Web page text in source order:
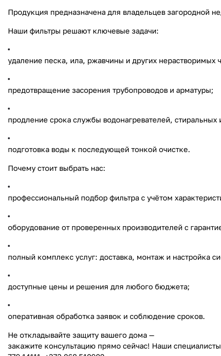
Продукция предназначена для владельцев загородной
Наши фильтры решают ключевые задачи:
удаление песка, ила, ржавчины и других нерастворимых
предотвращение засорения трубопроводов и арматуры;
продление срока службы водонагревателей,
подготовка воды к последующей тонкой очистке.
Почему стоит выбрать нас:
профессиональный подбор фильтра с учётом
оборудование от проверенных производителей с
полный комплекс услуг: доставка, монтаж и настройка
доступные цены и решения для любого бюджета;
оперативная обработка заявок и соблюдение сроков.
Не откладывайте защиту вашего дома —
закажите консультацию прямо сейчас! Наши